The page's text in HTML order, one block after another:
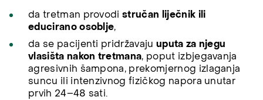
da tretman provodistručan liječnik ili
educirano osoblje,
da se pacijenti pridržavaju uputa za njegu
vlasišta nakon tretmana, poput izbjegavanja
agresivnih šampona, prekomjernog izlaganja
suncu ili intenzivnog fizičkog napora unutar
prvih 24–48 sati.